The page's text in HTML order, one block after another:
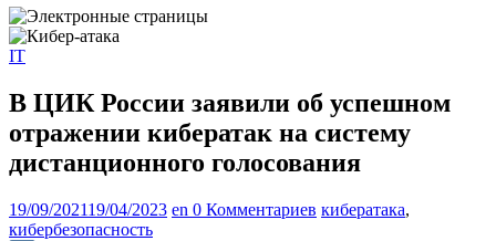
IT
В ЦИК России заявили об успешном
отражении кибератак на систему
дистанционного голосования
19/09/202119/04/2023 en 0 Комментариев кибератака,
кибербезопасность